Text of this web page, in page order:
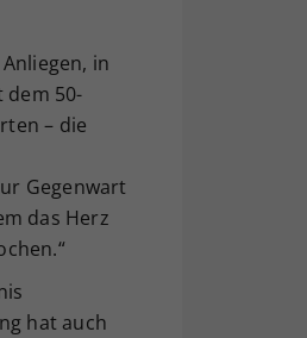
in
dem 50-
– die
Gegenwart
das Herz
hat auch